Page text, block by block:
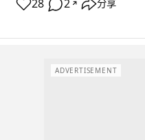
28 2 ↗ 分享
ADVERTISEMENT